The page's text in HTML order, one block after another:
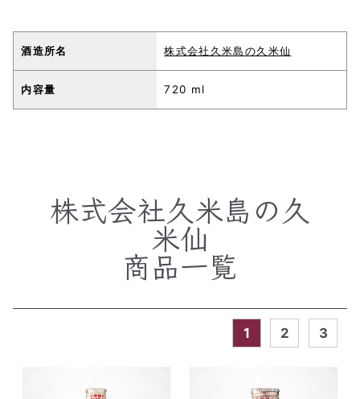
酒造所名 株式会社久米島の久米仙
内容量 720 ml
株式会社久米島の久
米仙
商品一覧
1 2 3